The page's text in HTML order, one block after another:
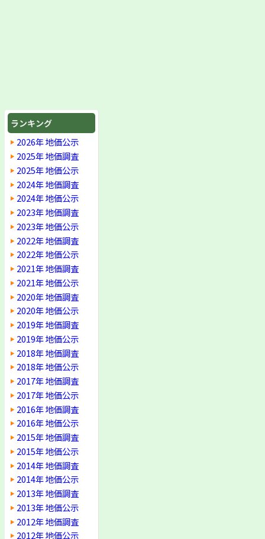
ランキング
2026年 地価公示
2025年 地価調査
2025年 地価公示
2024年 地価調査
2024年 地価公示
2023年 地価調査
2023年 地価公示
2022年 地価調査
2022年 地価公示
2021年 地価調査
2021年 地価公示
2020年 地価調査
2020年 地価公示
2019年 地価調査
2019年 地価公示
2018年 地価調査
2018年 地価公示
2017年 地価調査
2017年 地価公示
2016年 地価調査
2016年 地価公示
2015年 地価調査
2015年 地価公示
2014年 地価調査
2014年 地価公示
2013年 地価調査
2013年 地価公示
2012年 地価調査
2012年 地価公示